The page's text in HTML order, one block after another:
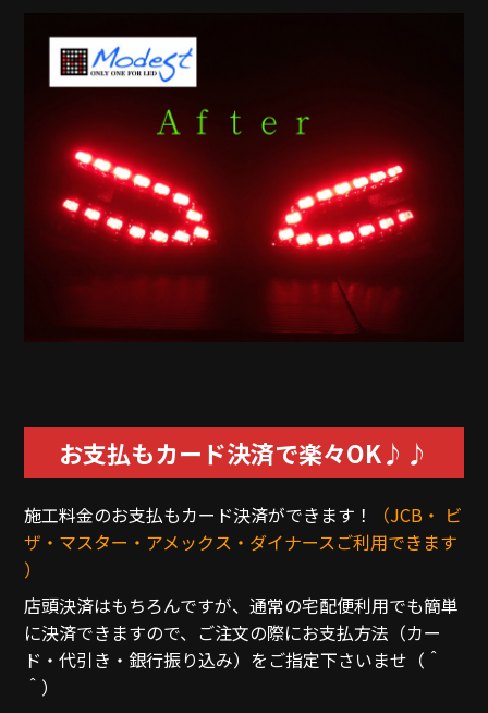
お支払もカード決済で楽々OK♪♪
施工料金のお支払もカード決済ができます！
（JCB・ ビ
ザ・マスター・アメックス・ダイナースご利用できます
）
店頭決済はもちろんですが、通常の宅配便利用でも簡単
に決済できますので、ご注文の際にお支払方法（カー
ド・代引き・銀行振り込み）をご指定下さいませ（＾
＾）